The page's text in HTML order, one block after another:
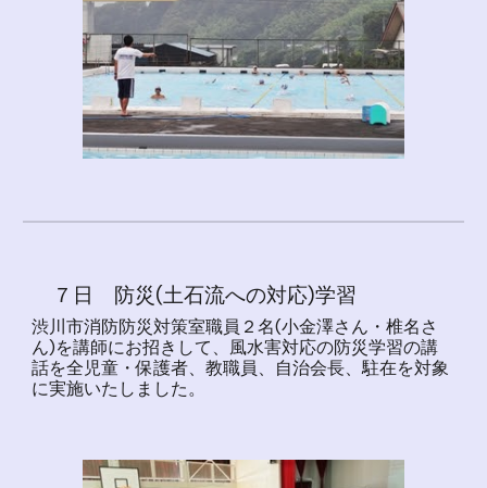
７日 防災(土石流への対応)学習
渋川市消防防災対策室職員２名(小金澤さん・椎名さ
ん)を講師にお招きして、風水害対応の防災学習の講
話を全児童・保護者、教職員、自治会長、駐在を対象
に実施いたしました。